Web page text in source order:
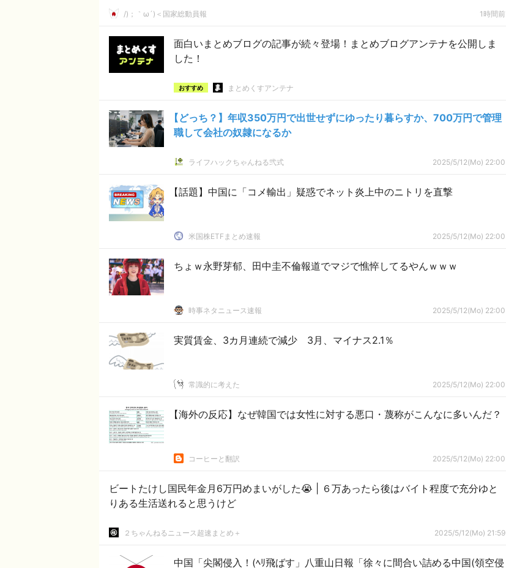
/)；｀ω´)＜国家総動員報 1時間前
面白いまとめブログの記事が続々登場！まとめブログアンテナを公開しま
した！
おすすめ まとめくすアンテナ
【どっち？】年収350万円で出世せずにゆったり暮らすか、700万円で管理
職して会社の奴隷になるか
ライフハックちゃんねる弐式 2025/5/12(Mo) 22:00
【話題】中国に「コメ輸出」疑惑でネット炎上中のニトリを直撃
米国株ETFまとめ速報 2025/5/12(Mo) 22:00
ちょｗ永野芽郁、田中圭不倫報道でマジで憔悴してるやんｗｗｗ
時事ネタニュース速報 2025/5/12(Mo) 22:00
実質賃金、3カ月連続で減少 3月、マイナス2.1％
常識的に考えた 2025/5/12(Mo) 22:00
【海外の反応】なぜ韓国では女性に対する悪口・蔑称がこんなに多いんだ？
コーヒーと翻訳 2025/5/12(Mo) 22:00
ビートたけし国民年金月6万円めまいがした😭 | ６万あったら後はバイト程度で充分ゆと
りある生活送れると思うけど
２ちゃんねるニュース超速まとめ＋ 2025/5/12(Mo) 21:59
中国「尖閣侵入！(ﾍﾘ飛ばす」八重山日報「徐々に間合い詰める中国(領空侵